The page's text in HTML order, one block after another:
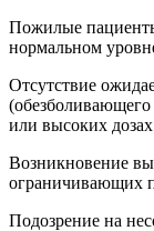
Пожилые
нормальном
Отсутствие
или высоких
Возникновение
ограничивающих
Подозрение на